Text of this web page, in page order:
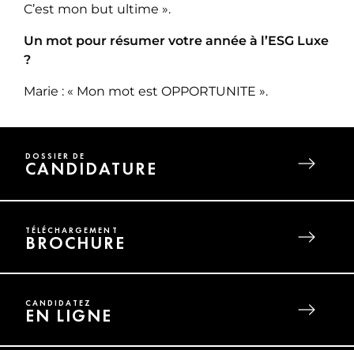
C’est mon but ultime ».
Un mot pour résumer votre année à l’ESG Luxe
?
Marie : « Mon mot est OPPORTUNITE ».
DOSSIER DE
CANDIDATURE
TÉLÉCHARGEMENT
BROCHURE
CANDIDATEZ
EN LIGNE